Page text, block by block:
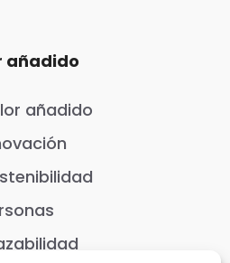
añadido
añadido